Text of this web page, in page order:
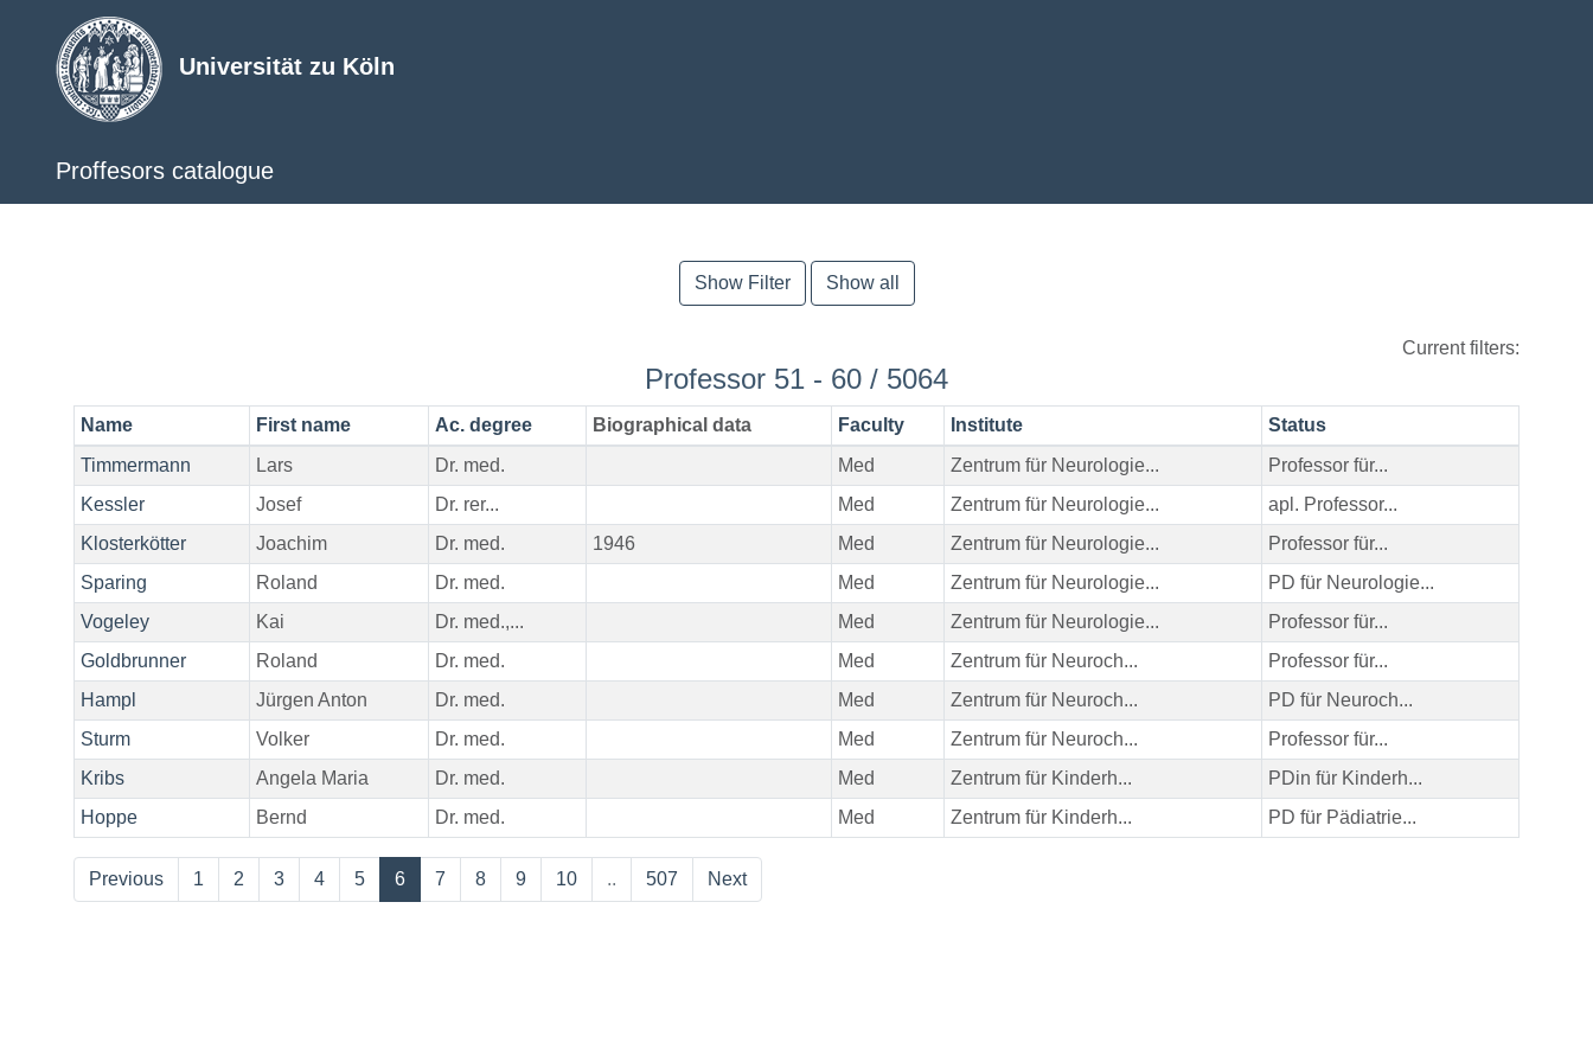
Universität zu Köln
Proffesors catalogue
Show Filter Show all
Current filters:
Professor 51 - 60 / 5064
Name First name Ac. degree Biographical data Faculty Institute
Status
Timmermann
Lars Dr. med. Med Zentrum für Neurologie...
Professor für...
Kessler
Josef Dr. rer... Med Zentrum für Neurologie...
apl. Professor...
Klosterkötter
Joachim Dr. med. 1946 Med Zentrum für Neurologie...
Professor für...
Sparing
Roland Dr. med. Med Zentrum für Neurologie...
PD für Neurologie...
Vogeley
Kai Dr. med.,... Med Zentrum für Neurologie...
Professor für...
Goldbrunner
Roland Dr. med. Med Zentrum für Neuroch...
Professor für...
Hampl
Jürgen Anton Dr. med. Med Zentrum für Neuroch...
PD für Neuroch...
Sturm
Volker Dr. med. Med Zentrum für Neuroch...
Professor für...
Kribs
Angela Maria Dr. med. Med Zentrum für Kinderh...
PDin für Kinderh...
Hoppe
Bernd Dr. med. Med Zentrum für Kinderh... PD für Pädiatrie...
Previous 1 2 3 4 5 6 7 8 9 10 .. 507 Next